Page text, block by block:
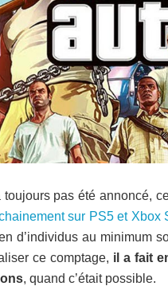
toujours pas été annoncé,
sur PS5 et Xbox
d’individus au minimum
ce comptage, il a fait
, quand c’était possible.